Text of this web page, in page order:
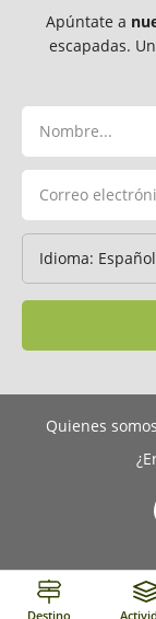
Apúntate a
escapadas.
Quienes somos
Destino